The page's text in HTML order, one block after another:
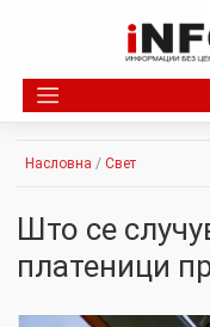
Насловна / Свет
Што се
платеници